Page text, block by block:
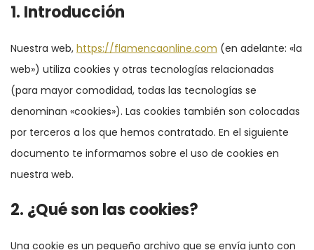
1. Introducción
Nuestra web, https://flamencaonline.com (en adelante: «la
web») utiliza cookies y otras tecnologías relacionadas
(para mayor comodidad, todas las tecnologías se
denominan «cookies»). Las cookies también son colocadas
por terceros a los que hemos contratado. En el siguiente
documento te informamos sobre el uso de cookies en
nuestra web.
2. ¿Qué son las cookies?
Una cookie es un pequeño archivo que se envía junto con